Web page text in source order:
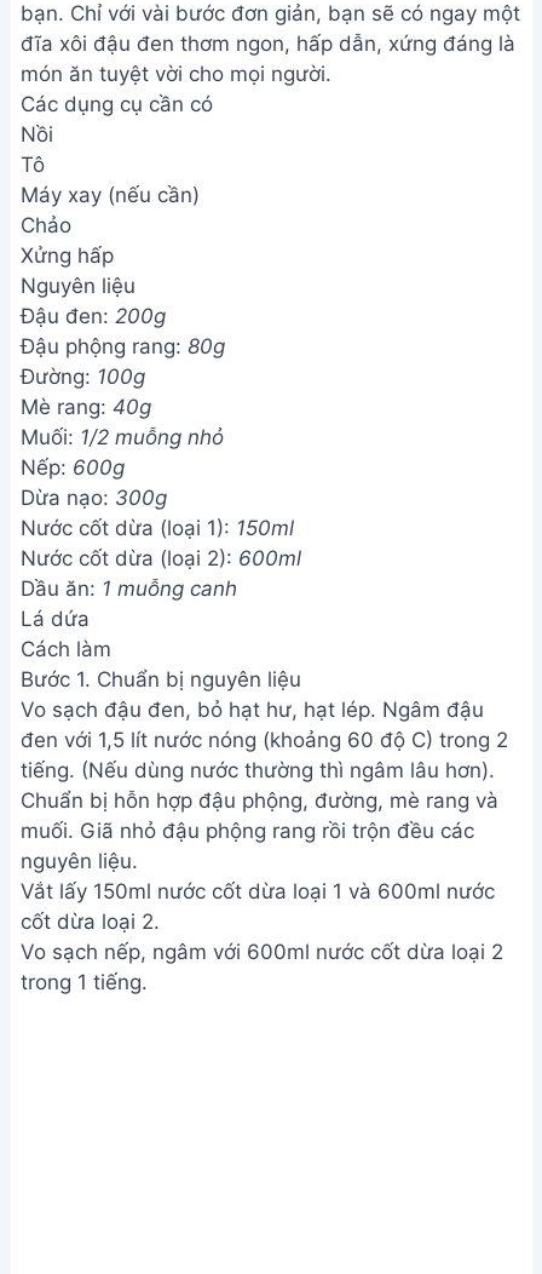
bạn. Chỉ với vài bước đơn giản, bạn sẽ có ngay một
đĩa xôi đậu đen thơm ngon, hấp dẫn, xứng đáng là
món ăn tuyệt vời cho mọi người.
Các dụng cụ cần có
Nồi
Tô
Máy xay (nếu cần)
Chảo
Xửng hấp
Nguyên liệu
Đậu đen: 200g
Đậu phộng rang: 80g
Đường: 100g
Mè rang: 40g
Muối: 1/2 muỗng nhỏ
Nếp: 600g
Dừa nạo: 300g
Nước cốt dừa (loại 1): 150ml
Nước cốt dừa (loại 2): 600ml
Dầu ăn: 1 muỗng canh
Lá dứa
Cách làm
Bước 1. Chuẩn bị nguyên liệu
Vo sạch đậu đen, bỏ hạt hư, hạt lép. Ngâm đậu
đen với 1,5 lít nước nóng (khoảng 60 độ C) trong 2
tiếng. (Nếu dùng nước thường thì ngâm lâu hơn).
Chuẩn bị hỗn hợp đậu phộng, đường, mè rang và
muối. Giã nhỏ đậu phộng rang rồi trộn đều các
nguyên liệu.
Vắt lấy 150ml nước cốt dừa loại 1 và 600ml nước
cốt dừa loại 2.
Vo sạch nếp, ngâm với 600ml nước cốt dừa loại 2
trong 1 tiếng.